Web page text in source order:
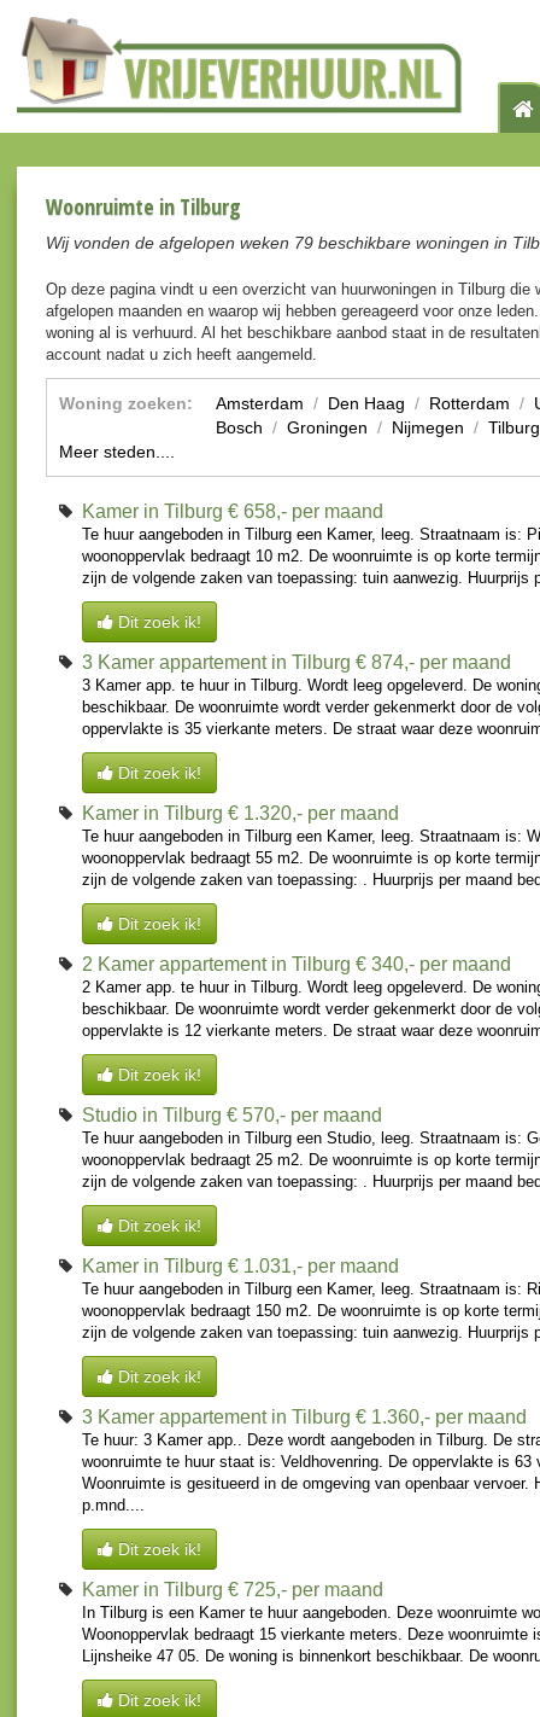
Woonruimte in Tilburg
Wij vonden de afgelopen weken 79 beschikbare woningen in
Op deze pagina vindt u een overzicht van huurwoningen in Tilburg die
afgelopen maanden en waarop wij hebben gereageerd voor onze
woning al is verhuurd. Al het beschikbare aanbod staat in de
account nadat u zich heeft aangemeld.
Woning zoeken: Amsterdam / Den Haag / Rotterdam /
Bosch / Groningen / Nijmegen / Tilburg
Meer steden....
Kamer in Tilburg € 658,- per maand
Te huur aangeboden in Tilburg een Kamer, leeg. Straatnaam is:
woonoppervlak bedraagt 10 m2. De woonruimte is op korte
zijn de volgende zaken van toepassing: tuin aanwezig. Huurprijs
Dit zoek ik!
3 Kamer appartement in Tilburg € 874,- per maand
3 Kamer app. te huur in Tilburg. Wordt leeg opgeleverd. De
beschikbaar. De woonruimte wordt verder gekenmerkt door de
oppervlakte is 35 vierkante meters. De straat waar deze
Dit zoek ik!
Kamer in Tilburg € 1.320,- per maand
Te huur aangeboden in Tilburg een Kamer, leeg. Straatnaam is:
woonoppervlak bedraagt 55 m2. De woonruimte is op korte
zijn de volgende zaken van toepassing: . Huurprijs per maand
Dit zoek ik!
2 Kamer appartement in Tilburg € 340,- per maand
2 Kamer app. te huur in Tilburg. Wordt leeg opgeleverd. De
beschikbaar. De woonruimte wordt verder gekenmerkt door de
oppervlakte is 12 vierkante meters. De straat waar deze
Dit zoek ik!
Studio in Tilburg € 570,- per maand
Te huur aangeboden in Tilburg een Studio, leeg. Straatnaam is:
woonoppervlak bedraagt 25 m2. De woonruimte is op korte
zijn de volgende zaken van toepassing: . Huurprijs per maand
Dit zoek ik!
Kamer in Tilburg € 1.031,- per maand
Te huur aangeboden in Tilburg een Kamer, leeg. Straatnaam is:
woonoppervlak bedraagt 150 m2. De woonruimte is op korte
zijn de volgende zaken van toepassing: tuin aanwezig. Huurprijs
Dit zoek ik!
3 Kamer appartement in Tilburg € 1.360,- per maand
Te huur: 3 Kamer app.. Deze wordt aangeboden in Tilburg. De
woonruimte te huur staat is: Veldhovenring. De oppervlakte is 63
Woonruimte is gesitueerd in de omgeving van openbaar vervoer.
p.mnd....
Dit zoek ik!
Kamer in Tilburg € 725,- per maand
In Tilburg is een Kamer te huur aangeboden. Deze woonruimte
Woonoppervlak bedraagt 15 vierkante meters. Deze woonruimte
Lijnsheike 47 05. De woning is binnenkort beschikbaar. De
Dit zoek ik!